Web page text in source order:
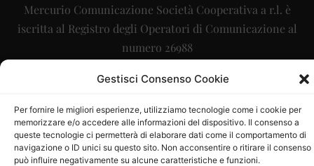
Gestisci Consenso Cookie
Per fornire le migliori esperienze, utilizziamo tecnologie come i cookie per
memorizzare e/o accedere alle informazioni del dispositivo. Il consenso a
queste tecnologie ci permetterà di elaborare dati come il comportamento di
navigazione o ID unici su questo sito. Non acconsentire o ritirare il consenso
può influire negativamente su alcune caratteristiche e funzioni.
Mercurio Comunicazione Società Cooperativa a r.l. è
iscritta al Registro degli Operatori di Comunicazione al
numero 26988
Sito gestito daLa Digitale srl–info@ladigitale.it